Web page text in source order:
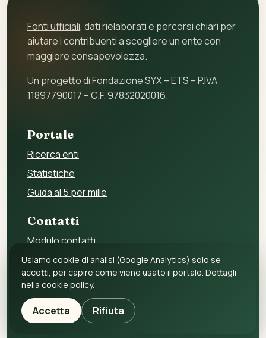
Fonti ufficiali, dati rielaborati e percorsi chiari per
aiutare i contribuenti a scegliere un ente con
maggiore consapevolezza.
Un progetto diFondazione SYX – ETS – P.IVA
11897790017 – C.F. 97832020016.
Portale
Ricerca enti
Statistiche
Guida al 5 per mille
Contatti
Modulo contatti
Per gli enti
Per i fornitori
Privacy policy
Cookie policy
Usiamo cookie di analisi (Google Analytics) solo se
accetti, per capire come viene usato il portale. Dettagli
nella cookie policy.
Accetta Rifiuta